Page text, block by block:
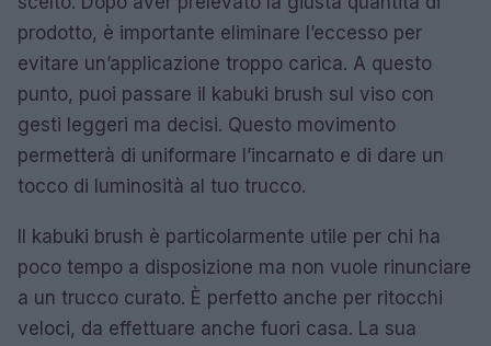
prodotto, è importante eliminare l’eccesso per
evitare un’applicazione troppo carica. A questo
punto, puoi passare il kabuki brush sul viso con
gesti leggeri ma decisi. Questo movimento
permetterà di uniformare l’incarnato e di dare un
tocco di luminosità al tuo trucco.
Il kabuki brush è particolarmente utile per chi ha
poco tempo a disposizione ma non vuole rinunciare
a un trucco curato. È perfetto anche per ritocchi
veloci, da effettuare anche fuori casa. La sua